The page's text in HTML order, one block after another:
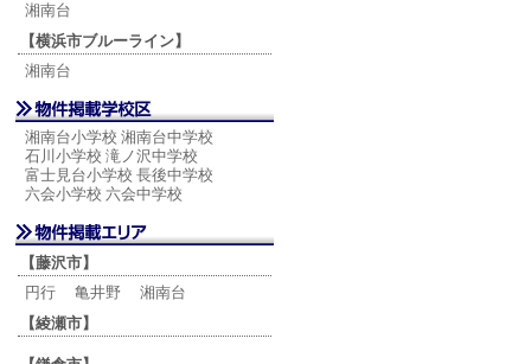
湘南台
【横浜市ブルーライン】
湘南台
湘南台小学校 湘南台中学校
石川小学校 滝ノ沢中学校
富士見台小学校 長後中学校
六会小学校 六会中学校
【藤沢市】
円行
亀井野
湘南台
【綾瀬市】